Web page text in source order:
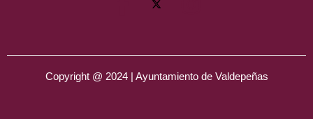
Copyright @ 2024 | Ayuntamiento de Valdepeñas